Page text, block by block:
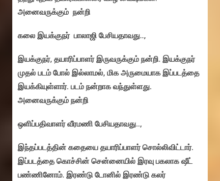
அனைவருக்கும் நன்றி
கலை இயக்குநர் பாலாஜி பேசியதாவது..,
இயக்குநர், தயாரிப்பாளர் இருவருக்கும் நன்றி. இயக்குநர்
முதல் படம் போல் இல்லாமல், மிக அருமையாக இப்படத்தை
இயக்கியுள்ளார். படம் நன்றாக வந்துள்ளது.
அனைவருக்கும் நன்றி
ஒளிப்பதிவாளர் வீரமணி பேசியதாவது..,
இந்தப்படத்தின் கதையை தயாரிப்பாளர் சொல்லிவிட்டார்.
இப்படத்தை கொச்சின் சென்னையில் இரவு பகலாக ஷீட்
பண்ணினோம். இரண்டு டோனில் இரண்டு கலர்